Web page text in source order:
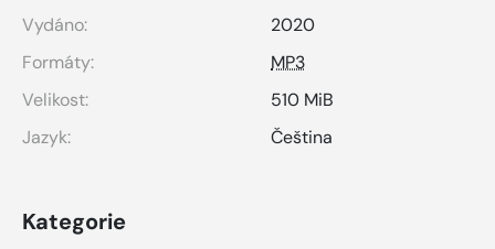
Vydáno:
2020
Formáty:
MP3
Velikost:
510 MiB
Jazyk:
Čeština
Kategorie